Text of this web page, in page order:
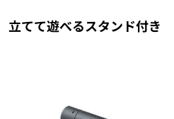
立てて遊べるスタンド付き